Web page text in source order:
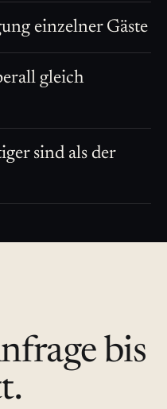
einzelner Gäste
gleich
sind als der
bis